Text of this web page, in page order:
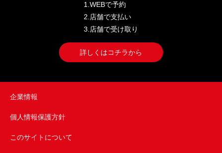
1.WEBで予約
2.店舗で支払い
3.店舗で受け取り
詳しくはコチラから
企業情報
個人情報保護方針
このサイトについて